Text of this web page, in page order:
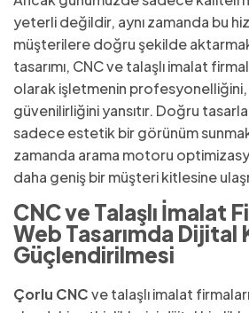
yeterli değildir, aynı zamanda bu
müşterilere doğru şekilde
tasarımı, CNC ve talaşlı imalat
olarak işletmenin profesyonelliğini,
güvenilirliğini yansıtır. Doğru
sadece estetik bir görünüm
zamanda arama motoru
daha geniş bir müşteri kitlesine
CNC ve Talaşlı İmalat
Web Tasarımda Dijital
Güçlendirilmesi
Çorlu CNCve talaşlı imalat